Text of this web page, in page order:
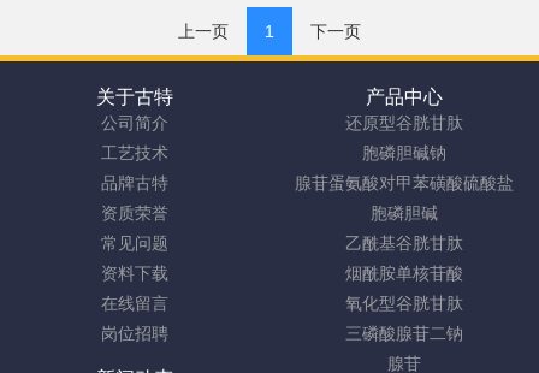
上一页 1 下一页
关于古特
公司简介
工艺技术
品牌古特
资质荣誉
常见问题
资料下载
在线留言
岗位招聘
产品中心
还原型谷胱甘肽
胞磷胆碱钠
腺苷蛋氨酸对甲苯磺酸硫酸盐
胞磷胆碱
乙酰基谷胱甘肽
烟酰胺单核苷酸
氧化型谷胱甘肽
三磷酸腺苷二钠
腺苷